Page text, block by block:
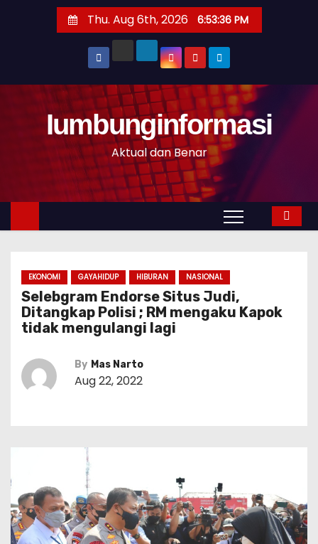
t
n
Thu. Aug 6th, 2026 6:53:37 PM
Iumbunginformasi
Aktual dan Benar
EKONOMI GAYAHIDUP HIBURAN NASIONAL
Selebgram Endorse Situs Judi,
Ditangkap Polisi ; RM mengaku Kapok
tidak mengulangi lagi
By Mas Narto
Aug 22, 2022